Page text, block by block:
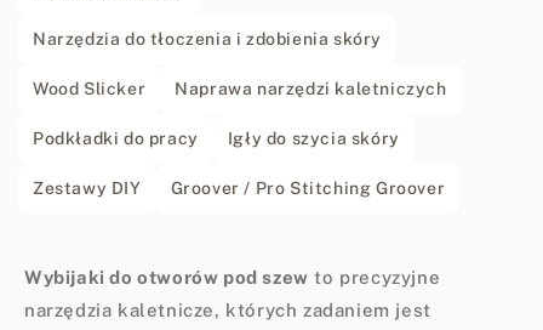
Narzędzia do tłoczenia i zdobienia skóry
Wood Slicker Naprawa narzędzi kaletniczych
Podkładki do pracy Igły do szycia skóry
Zestawy DIY Groover / Pro Stitching Groover
Wybijaki do otworów pod szew to precyzyjne
narzędzia kaletnicze, których zadaniem jest